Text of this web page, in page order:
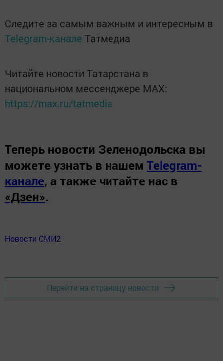
Следите за самым важным и интересным в
Telegram-канале Татмедиа
Читайте новости Татарстана в
национальном мессенджере MАХ:
https://max.ru/tatmedia
Теперь новости Зеленодольска вы
можете узнать в нашем Telegram-
канале, а также читайте нас в
«Дзен».
Новости СМИ2
Перейти на страницу новости